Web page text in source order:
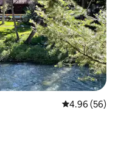
Calificación
4.96 (56)